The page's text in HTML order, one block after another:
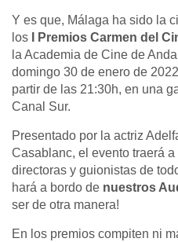
Y es que, Málaga ha sido la
los
I Premios Carmen del
la Academia de Cine de
domingo 30 de enero de
partir de las 21:30h, en una
Canal Sur.
Presentado por la actriz
Casablanc, el evento traerá
directoras y guionistas de
hará a bordo de nuestros
ser de otra manera!
En los premios compiten ni